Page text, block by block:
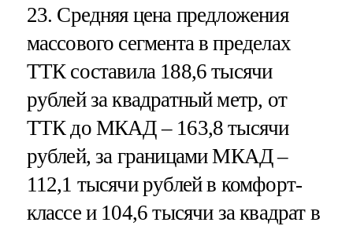
23. Средняя цена предложения
массового сегмента в пределах
ТТК составила 188,6 тысячи
рублей за квадратный метр, от
ТТК до МКАД – 163,8 тысячи
рублей, за границами МКАД –
112,1 тысячи рублей в комфорт-
классе и 104,6 тысячи за квадрат в